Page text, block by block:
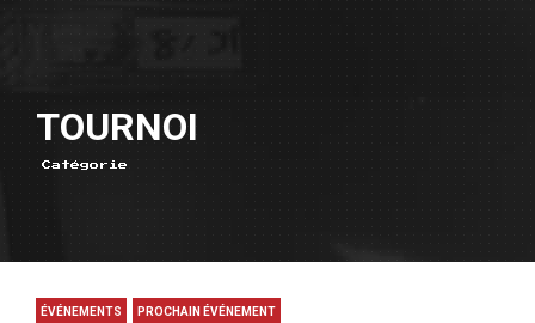
TOURNOI
Catégorie
ÉVÉNEMENTS PROCHAIN ÉVÉNEMENT